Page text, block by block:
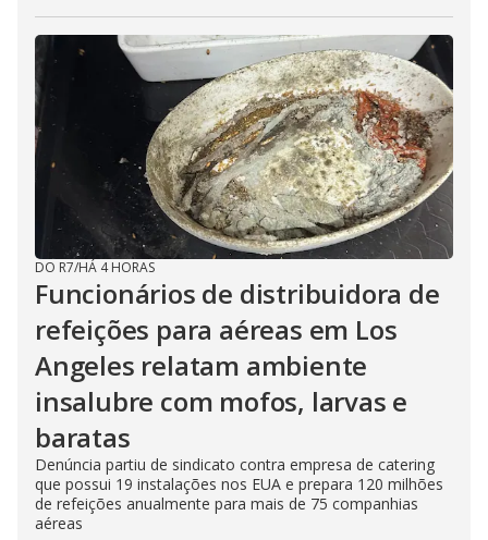
DO R7/HÁ 4 HORAS
Funcionários de distribuidora de
refeições para aéreas em Los
Angeles relatam ambiente
insalubre com mofos, larvas e
baratas
Denúncia partiu de sindicato contra empresa de catering
que possui 19 instalações nos EUA e prepara 120 milhões
de refeições anualmente para mais de 75 companhias
aéreas